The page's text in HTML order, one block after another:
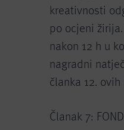
kreativnosti
po ocjeni
nakon 12 h u
nagradni
članka 12. ovih
Članak 7: